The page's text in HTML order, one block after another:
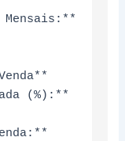
(%):**